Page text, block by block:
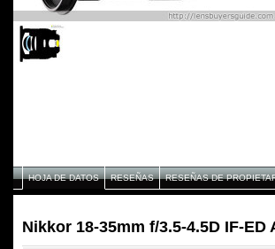
HOJA DE DATOS RESEÑAS RESEÑAS DE
Nikkor 18-35mm f/3.5-4.5D IF-